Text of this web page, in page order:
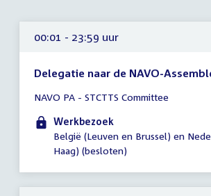
00:01 - 23:59 uur
Delegatie naar de NAVO-
vergadering
00:01
-
23:59
NAVO PA - STCTTS Committee
Werkbezoek
België (Leuven en Brussel) en
Haag) (besloten)